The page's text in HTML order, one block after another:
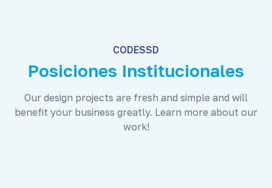
CODESSD
Posiciones Institucionales
Our design projects are fresh and simple and will
benefit your business greatly. Learn more about our
work!